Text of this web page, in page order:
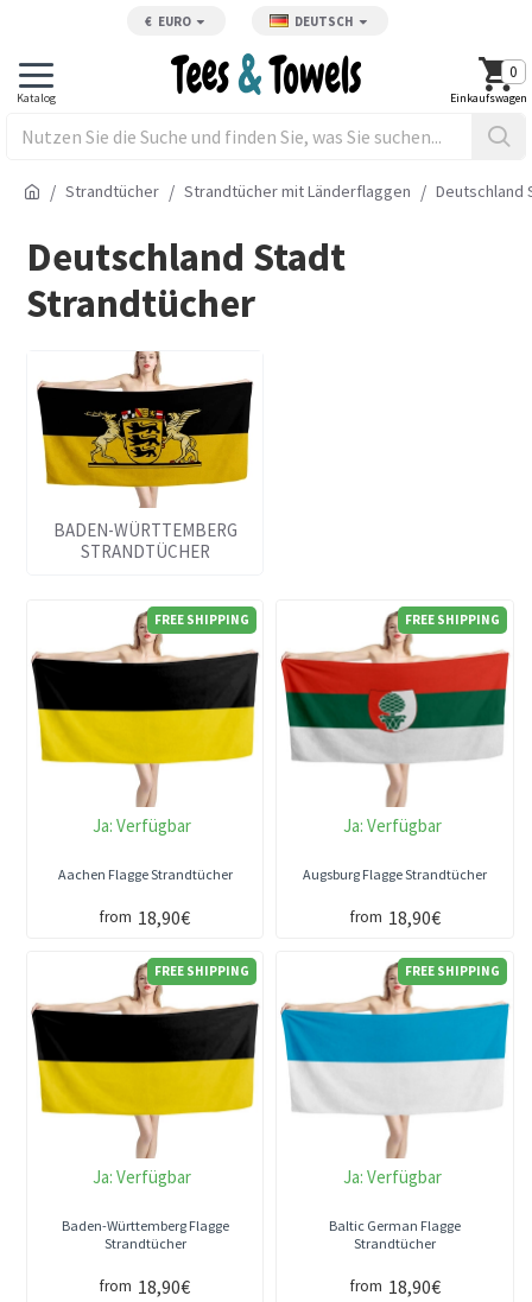
€ EURO DEUTSCH
0
Strandtücher Strandtücher mit Länderflaggen Deutschland
Deutschland Stadt
Strandtücher
BADEN-WÜRTTEMBERG
STRANDTÜCHER
FREE SHIPPING
Ja: Verfügbar
Aachen Flagge Strandtücher
from 18,90€
FREE SHIPPING
Ja: Verfügbar
Augsburg Flagge Strandtücher
from 18,90€
FREE SHIPPING
Ja: Verfügbar
Baden-Württemberg Flagge
Strandtücher
from 18,90€
FREE SHIPPING
Ja: Verfügbar
Baltic German Flagge
Strandtücher
from 18,90€